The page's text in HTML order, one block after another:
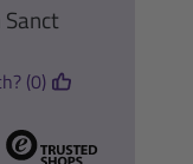
(0)